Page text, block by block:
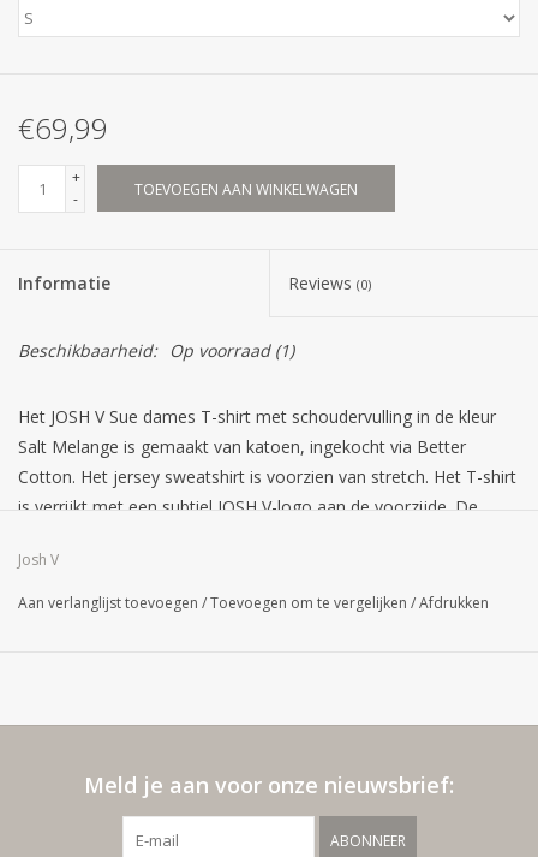
€69,99
+
-
TOEVOEGEN AAN WINKELWAGEN
Informatie Reviews (0)
Beschikbaarheid: Op voorraad(1)
Het JOSH V Sue dames T-shirt met schoudervulling in de kleur
Salt Melange is gemaakt van katoen, ingekocht via Better
Cotton. Het jersey sweatshirt is voorzien van stretch. Het T-shirt
is verrijkt met een subtiel JOSH V-logo aan de voorzijde. De
uitstraling, ideaal voor een casual maar opvallende look.
Combineer de grijze top met een jeans en sneaker of een
Josh V
Aan verlanglijst toevoegen /Toevoegen om te vergelijken /Afdrukken
Meld je aan voor onze nieuwsbrief:
ABONNEER